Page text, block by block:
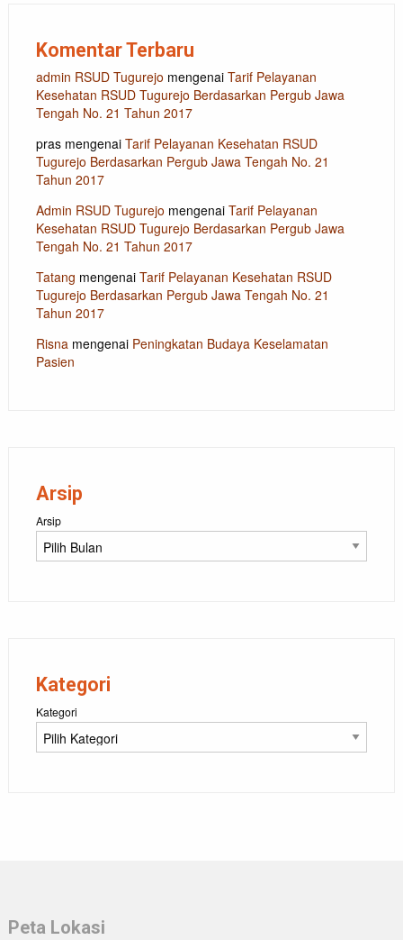
Komentar Terbaru
admin RSUD Tugurejo mengenai Tarif Pelayanan
Kesehatan RSUD Tugurejo Berdasarkan Pergub Jawa
Tengah No. 21 Tahun 2017
prasmengenai Tarif Pelayanan Kesehatan RSUD
Tugurejo Berdasarkan Pergub Jawa Tengah No. 21
Tahun 2017
Admin RSUD Tugurejo mengenai Tarif Pelayanan
Kesehatan RSUD Tugurejo Berdasarkan Pergub Jawa
Tengah No. 21 Tahun 2017
Tatang mengenai Tarif Pelayanan Kesehatan RSUD
Tugurejo Berdasarkan Pergub Jawa Tengah No. 21
Tahun 2017
Risna mengenai Peningkatan Budaya Keselamatan
Pasien
Arsip
Arsip
Kategori
Kategori
Peta Lokasi